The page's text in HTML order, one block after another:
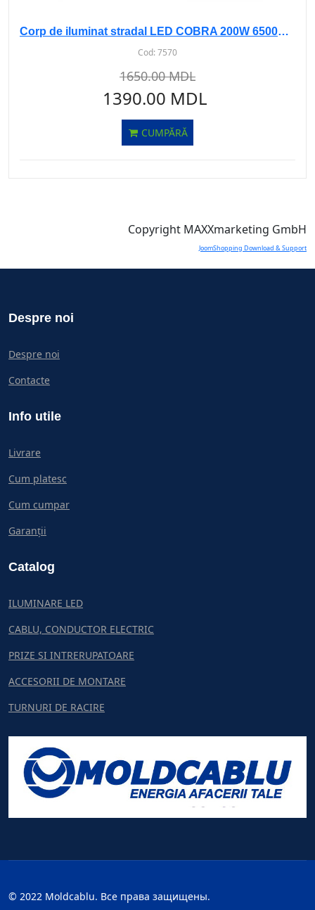
Corp de iluminat stradal LED COBRA 200W 6500K AS-112
Cod:7570
1650.00 MDL
1390.00 MDL
CUMPĂRĂ
Copyright MAXXmarketing GmbH
JoomShopping Download & Support
Despre noi
Despre noi
Contacte
Info utile
Livrare
Cum platesc
Cum cumpar
Garanții
Catalog
ILUMINARE LED
CABLU, CONDUCTOR ELECTRIC
PRIZE SI INTRERUPATOARE
ACCESORII DE MONTARE
TURNURI DE RACIRE
© 2022 Moldcablu. Все права защищены.